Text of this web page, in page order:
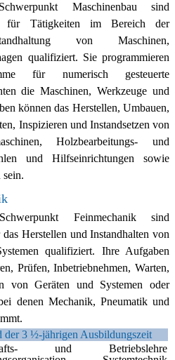
Maschinenbau sind
für Tätigkeiten im Bereich der
von Maschinen,
qualifiziert. Sie programmieren
für numerisch gesteuerte
die Maschinen, Werkzeuge und
können das Herstellen, Umbauen,
Inspizieren und Instandsetzen von
Holzbearbeitungs- und
und Hilfseinrichtungen sowie
sein.
Feinmechanik sind
Herstellen und Instandhalten von
qualifiziert. Ihre Aufgaben
Prüfen, Inbetriebnehmen, Warten,
von Geräten und Systemen oder
denen Mechanik, Pneumatik und
der 3 ½-jährigen Ausbildungszeit
und Betriebslehre